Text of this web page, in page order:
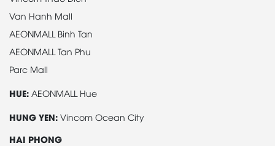
Van Hanh Mall
AEONMALL Binh Tan
AEONMALL Tan Phu
Parc Mall
HUE: AEONMALL Hue
HUNG YEN: Vincom Ocean City
HAI PHONG